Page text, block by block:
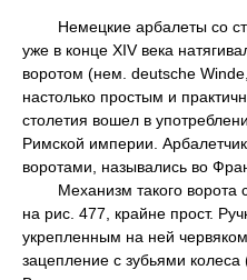
Немецкие арбалеты со
уже в конце XIV века
воротом (нем. deutsche
настолько простым и
столетия вошел в
Римской империи.
воротами, назывались во
Механизм такого ворота с
на рис. 477, крайне прост.
укрепленным на ней
зацепление с зубьями